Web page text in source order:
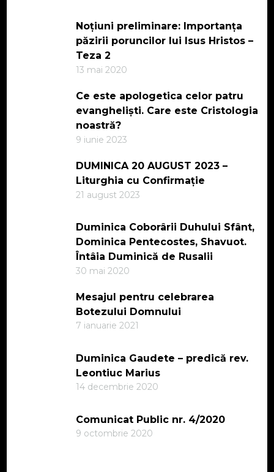
Noțiuni preliminare: Importanța
păzirii poruncilor lui Isus Hristos –
Teza 2
13 mai 2020
Ce este apologetica celor patru
evangheliști. Care este Cristologia
noastră?
9 iunie 2023
DUMINICA 20 AUGUST 2023 –
Liturghia cu Confirmație
21 august 2023
Duminica Coborârii Duhului Sfânt,
Dominica Pentecostes, Shavuot.
Întâia Duminică de Rusalii
30 mai 2020
Mesajul pentru celebrarea
Botezului Domnului
7 ianuarie 2021
Duminica Gaudete – predică rev.
Leontiuc Marius
14 decembrie 2020
Comunicat Public nr. 4/2020
9 octombrie 2020